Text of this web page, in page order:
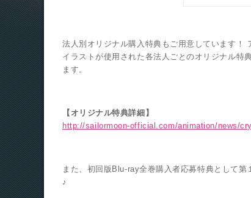
法人別オリジナル購入特典もご用意しています！
イラストが使用された各法人ごとのオリジナル特
ます。
【オリジナル特典詳細】
http://sailormoon-official.com/animation/news/
また、初回版Blu-ray全巻購入者応募特典として
♪